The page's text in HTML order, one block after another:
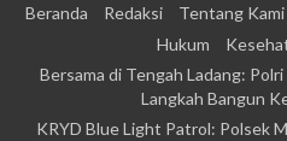
Skip
content
Beranda Redaksi Tentang Kami
Hukum
Bersama di Tengah Ladang:
Langkah Bangun
KRYD Blue Light Patrol: Polsek